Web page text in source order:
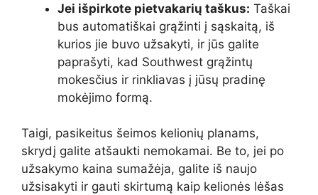
Jei išpirkote pietvakarių taškus: Taškai
bus automatiškai grąžinti į sąskaitą, iš
kurios jie buvo užsakyti, ir jūs galite
paprašyti, kad Southwest grąžintų
mokesčius ir rinkliavas į jūsų pradinę
mokėjimo formą.
Taigi, pasikeitus šeimos kelionių planams,
skrydį galite atšaukti nemokamai. Be to, jei po
užsakymo kaina sumažėja, galite iš naujo
užsisakyti ir gauti skirtumą kaip kelionės lėšas